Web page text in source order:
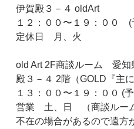
伊賀殿３－４ oldArt
１２：００〜１９：００ (
定休日 月、火
old Art 2F商談ルーム 愛知
殿３－４ 2階（GOLD『主
１３：００〜１９：００ (
営業 土、日 （商談ルー
不在の場合があるので遠方